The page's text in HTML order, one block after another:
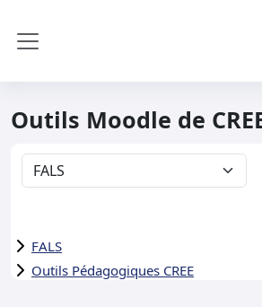
Outils Moodle de
Course categories
FALS
Outils Pédagogiques CREE